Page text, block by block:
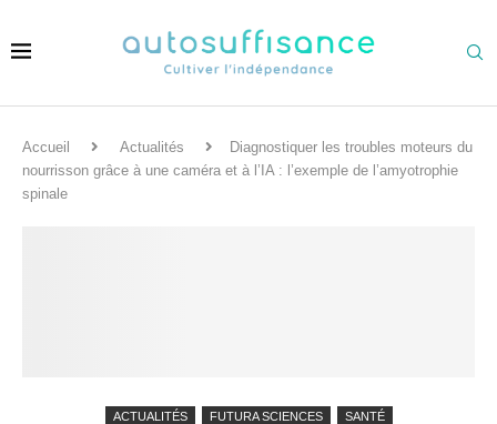
Accueil Actualités
Diagnostiquer les troubles moteurs du
nourrisson grâce à une caméra et à l’IA : l’exemple de l’amyotrophie
spinale
ACTUALITÉS FUTURA SCIENCES SANTÉ